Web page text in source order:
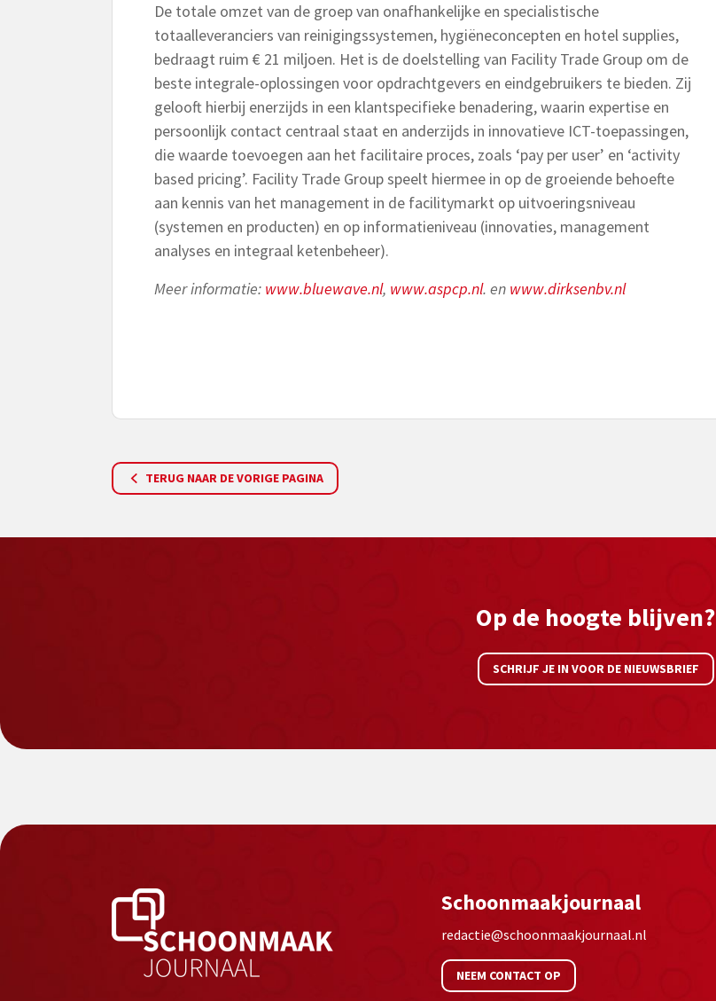
De totale omzet van de groep van onafhankelijke en specialistische
totaalleveranciers van reinigingssystemen, hygiëneconcepten en hotel supplies,
bedraagt ruim € 21 miljoen. Het is de doelstelling van Facility Trade Group om de
beste integrale-oplossingen voor opdrachtgevers en eindgebruikers te bieden. Zij
gelooft hierbij enerzijds in een klantspecifieke benadering, waarin expertise en
persoonlijk contact centraal staat en anderzijds in innovatieve ICT-toepassingen,
die waarde toevoegen aan het facilitaire proces, zoals ‘pay per user’ en ‘activity
based pricing’. Facility Trade Group speelt hiermee in op de groeiende behoefte
aan kennis van het management in de facilitymarkt op uitvoeringsniveau
(systemen en producten) en op informatieniveau (innovaties, management
analyses en integraal ketenbeheer).
Meer informatie: www.bluewave.nl, www.aspcp.nl. en www.dirksenbv.nl
TERUG NAAR DE VORIGE PAGINA
Op de hoogte blijven?
SCHRIJF JE IN VOOR DE NIEUWSBRIEF
Schoonmaakjournaal
redactie@schoonmaakjournaal.nl
NEEM CONTACT OP